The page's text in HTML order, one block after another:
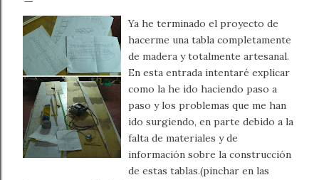
Ya he terminado el proyecto de
hacerme una tabla completamente
de madera y totalmente artesanal.
En esta entrada intentaré explicar
como la he ido haciendo paso a
paso y los problemas que me han
ido surgiendo, en parte debido a la
falta de materiales y de
información sobre la construcción
de estas tablas.(pinchar en las